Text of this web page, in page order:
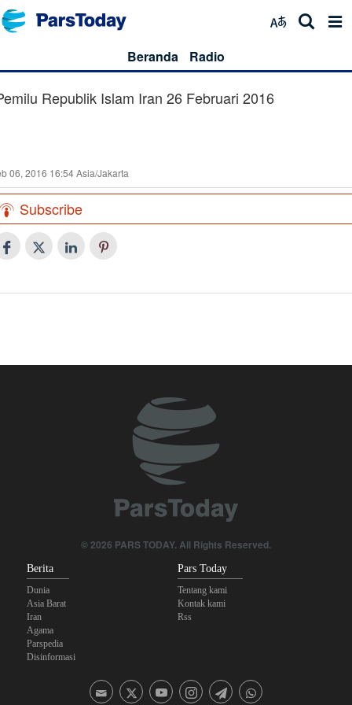
Beranda Radio
Republik Islam Iran 26 Februari 2016
06, 2016 16:54 Asia/Jakarta
Subscribe
1
Pemilu Majelis Syura Islami Iran ke-10, dan pemilu dewan ahli
kepemimpinan ke-5 akan digelar pada 7 Esfand 1394 Hs yang
bertepatan dengan 26 Februari 2016. Dua pemilu tersebut memiliki
kedudukan khusus di Iran.
© 2026 PARS TODAY. All Rights Reserved.
Berita
Dunia
Asia Barat
Iran
Agama
Parspedia
Disinformasi
Pars Today
Tentang kami
Kontak kami
Rss